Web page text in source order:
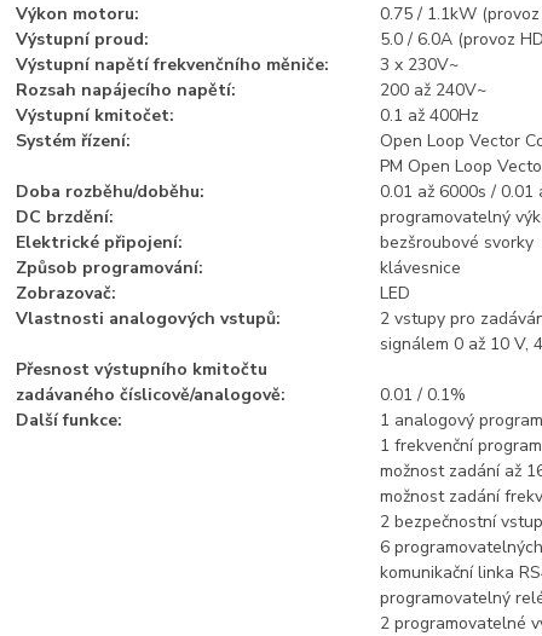
Výkon motoru:
0.75 / 1.1kW
Výstupní proud:
5.0 / 6.0A (provoz
Výstupní napětí frekvenčního měniče:
3 x 230V~
Rozsah napájecího napětí:
200 až 240V~
Výstupní kmitočet:
0.1 až 400Hz
Systém řízení:
Open Loop Vector
PM Open Loop
Doba rozběhu/doběhu:
0.01 až 6000s /
DC brzdění:
programovatelný
Elektrické připojení:
bezšroubové svorky
Způsob programování:
klávesnice
Zobrazovač:
LED
Vlastnosti analogových vstupů:
2 vstupy pro
signálem 0 až 10 V,
Přesnost výstupního kmitočtu
zadávaného číslicově/analogově:
0.01 / 0.1%
Další funkce:
1 analogový
1 frekvenční
možnost zadání až
možnost zadání
2 bezpečnostní
6
komunikační linka
programovatelný
2 programovatelné